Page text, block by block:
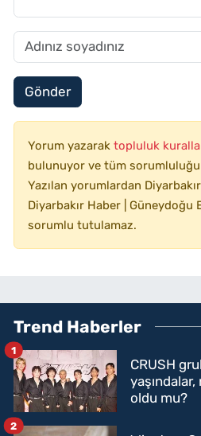
Gönder
Yorum yazarak topluluk
bulunuyor ve tüm
Yazılan yorumlardan
Diyarbakır Haber |
sorumlu tutulamaz.
Trend Haberler
CRUSH
oldu mu?
1
2